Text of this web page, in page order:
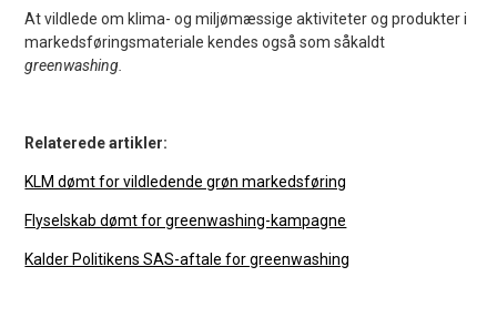
At vildlede om klima- og miljømæssige aktiviteter og produkter i
markedsføringsmateriale kendes også som såkaldt
greenwashing.
Relaterede artikler:
KLM dømt for vildledende grøn markedsføring
Flyselskab dømt for greenwashing-kampagne
Kalder Politikens SAS-aftale for greenwashing